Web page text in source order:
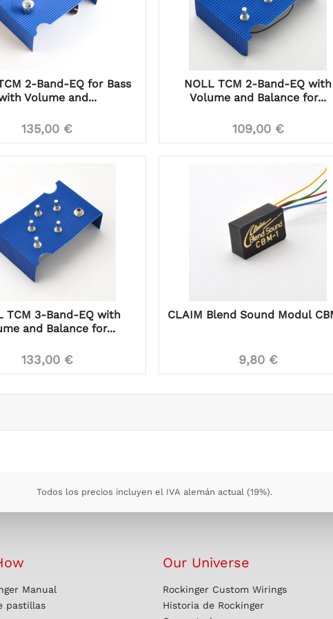
2-Band-EQ for Bass
Volume and...
135,00 €
NOLL TCM 2-Band-EQ with
Volume and Balance for...
109,00 €
TCM 3-Band-EQ with
and Balance for...
133,00 €
CLAIM Blend Sound Modul
9,80 €
Todos los precios incluyen el IVA alemán actual (19%).
Manual
pastillas
Our Universe
Rockinger Custom Wirings
Historia de Rockinger